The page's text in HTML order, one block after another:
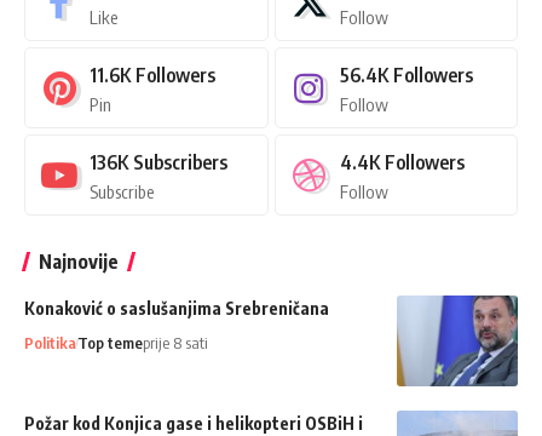
Like Follow
11.6K Followers
Pin
56.4K Followers
Follow
136K Subscribers
Subscribe
4.4K Followers
Follow
Najnovije
Konaković o saslušanjima Srebreničana
PolitikaTop temeprije 8 sati
Požar kod Konjica gase i helikopteri OSBiH i